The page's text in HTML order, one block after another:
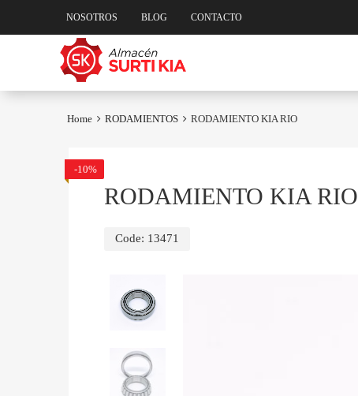
NOSOTROS BLOG CONTACTO
content
Home RODAMIENTOS RODAMIENTO KIA RIO
RODAMIENTO KIA RIO
Code: 13471
-10%